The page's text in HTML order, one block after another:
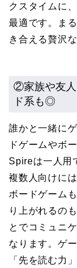
クスタイムに
最適です。ま
き合える贅沢
②家族や友
ド系も◎
誰かと一緒に
ドゲームやボ
Spireは一人用
複数人向けに
ボードゲーム
り上がれるの
とでコミュニ
なります。ゲ
「先を読む力